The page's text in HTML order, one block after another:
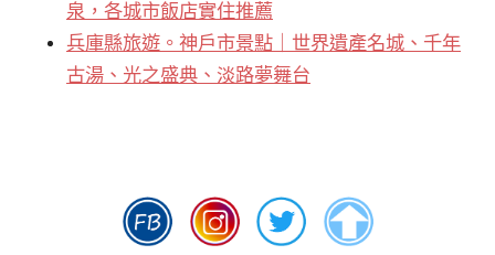
泉，各城市飯店實住推薦
兵庫縣旅遊。神戶市景點｜世界遺產名城、千年
古湯、光之盛典、淡路夢舞台